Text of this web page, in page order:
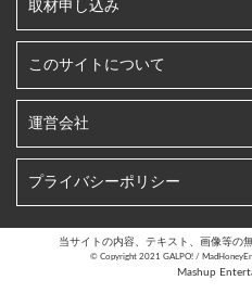
取材申し込み
このサイトについて
運営会社
プライバシーポリシー
当サイトの内容、テキスト、画像等の
©︎ Copyright 2021 GALPO! /
Mashup